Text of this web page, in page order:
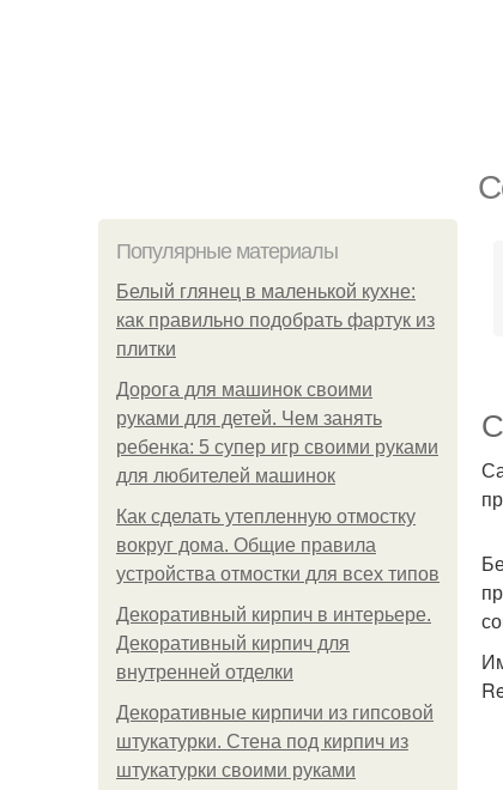
Популярные материалы
Белый глянец в маленькой кухне:
как правильно подобрать фартук из
плитки
Дорога для машинок своими
руками для детей. Чем занять
ребенка: 5 супер игр своими руками
для любителей машинок
Как сделать утепленную отмостку
вокруг дома. Общие правила
устройства отмостки для всех типов
Декоративный кирпич в интерьере.
Декоративный кирпич для
внутренней отделки
Декоративные кирпичи из гипсовой
штукатурки. Стена под кирпич из
штукатурки своими руками